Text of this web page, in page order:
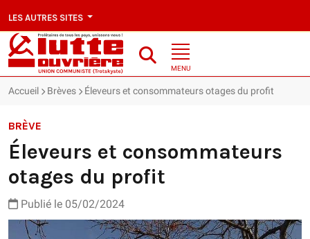
LES AUTRES SITES
MENU
Accueil Brèves Éleveurs et consommateurs otages du profit
BRÈVE
Éleveurs et consommateurs
otages du profit
Publié le 05/02/2024